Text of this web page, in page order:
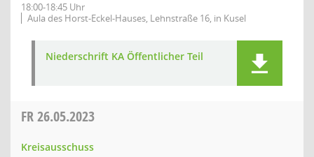
18:00-18:45 Uhr
Aula des Horst-Eckel-Hauses, Lehnstraße 16, in Kusel
Niederschrift KA Öffentlicher Teil
FR26.05.2023
Kreisausschuss